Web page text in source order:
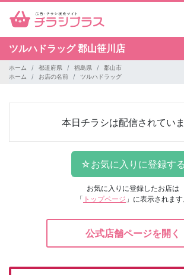
ツルハドラッグ郡山笹川店
ホーム 都道府県 福島県
郡山市
ホーム
お店の名前 ツルハドラッグ
本日チラシは配信されてい
お気に入りに登録したお店は
「 トップページ 」に表示されます
公式店舗ページを開く